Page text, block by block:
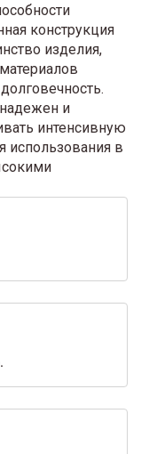
конструкция
изделия,
и
интенсивную
использования в